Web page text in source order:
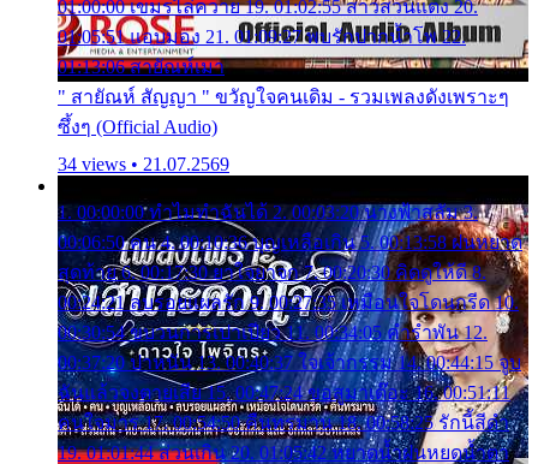
01:00:00 เขมรไล่ควาย 19. 01:02:55 สาวสวนแตง 20.
01:05:51 แอบมอง 21. 01:09:27 พบรักปากน้ำโพ 22.
01:13:06 สายัณห์เมา
" สายัณห์ สัญญา " ขวัญใจคนเดิม - รวมเพลงดังเพราะๆ
ซึ้งๆ (Official Audio)
34 views • 21.07.2569
1. 00:00:00 ทำไมทำฉันได้ 2. 00:03:20 นางฟ้าสลัม 3.
00:06:50 คน 4. 00:10:36 บุญเหลือเกิน 5. 00:13:58 ฝนหยาด
สุดท้าย 6. 00:17:30 ยาใจยาจก 7. 00:20:30 คิดดูให้ดี 8.
00:24:21 ลบรอยแผลรัก 9. 00:27:35 เหมือนใจโดนกรีด 10.
00:30:54 ขบวนการเปาเปียว 11. 00:34:05 คำรำพัน 12.
00:37:20 ปาหนัน 13. 00:40:37 ใจเจ้ากรรม 14. 00:44:15 จูบ
ฉันแล้วจงตายเสีย 15. 00:47:24 ขอสูมาเต๊อะ 16. 00:51:11
คนใจมาร 17. 00:54:50 คืนทรมาน 18. 00:58:25 รักนี้สีดำ
19. 01:01:44 ส่วนเกิน 20. 01:05:42 หยาดน้ำฝนหยดน้ำตา